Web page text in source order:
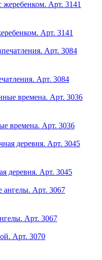
Арт. 3141
Арт. 3084
времена. Арт. 3036
деревня. Арт. 3045
Арт. 3067